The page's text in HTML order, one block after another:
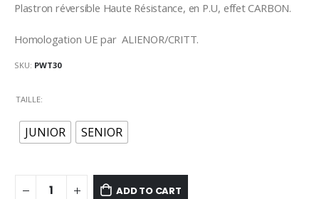
Plastron réversible Haute Résistance, en P.U, effet CARBON.
Homologation UE par ALIENOR/CRITT.
SKU: PWT30
TAILLE
JUNIOR SENIOR
ADD TO CART